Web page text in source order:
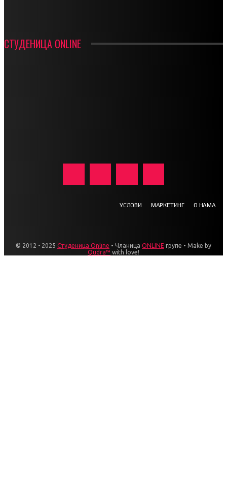
СТУДЕНИЦА ONLINE
УСЛОВИ МАРКЕТИНГ О НАМА
© 2012 - 2025 Студеница Online • Чланица ONLINE групе • Make by
Qudra™ with love!